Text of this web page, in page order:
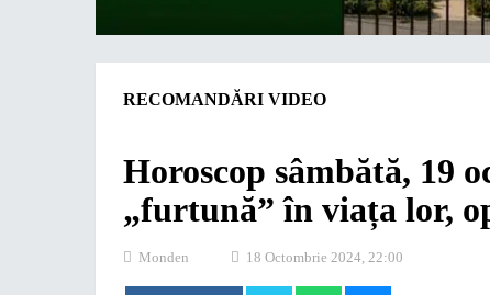
RECOMANDĂRI VIDEO
Horoscop sâmbătă, 19
„furtună” în viața lor,
Monden 18 Octombrie 2024, 22:00